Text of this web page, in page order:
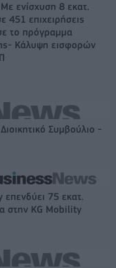
ενίσχυση 8 εκατ.
451 επιχειρήσεις
το πρόγραμμα
Κάλυψη εισφορών
Συμβούλιο -
επενδύει 75 εκατ.
στην KG Mobility